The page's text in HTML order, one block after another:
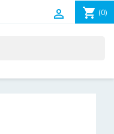
shopping_cart (0)
